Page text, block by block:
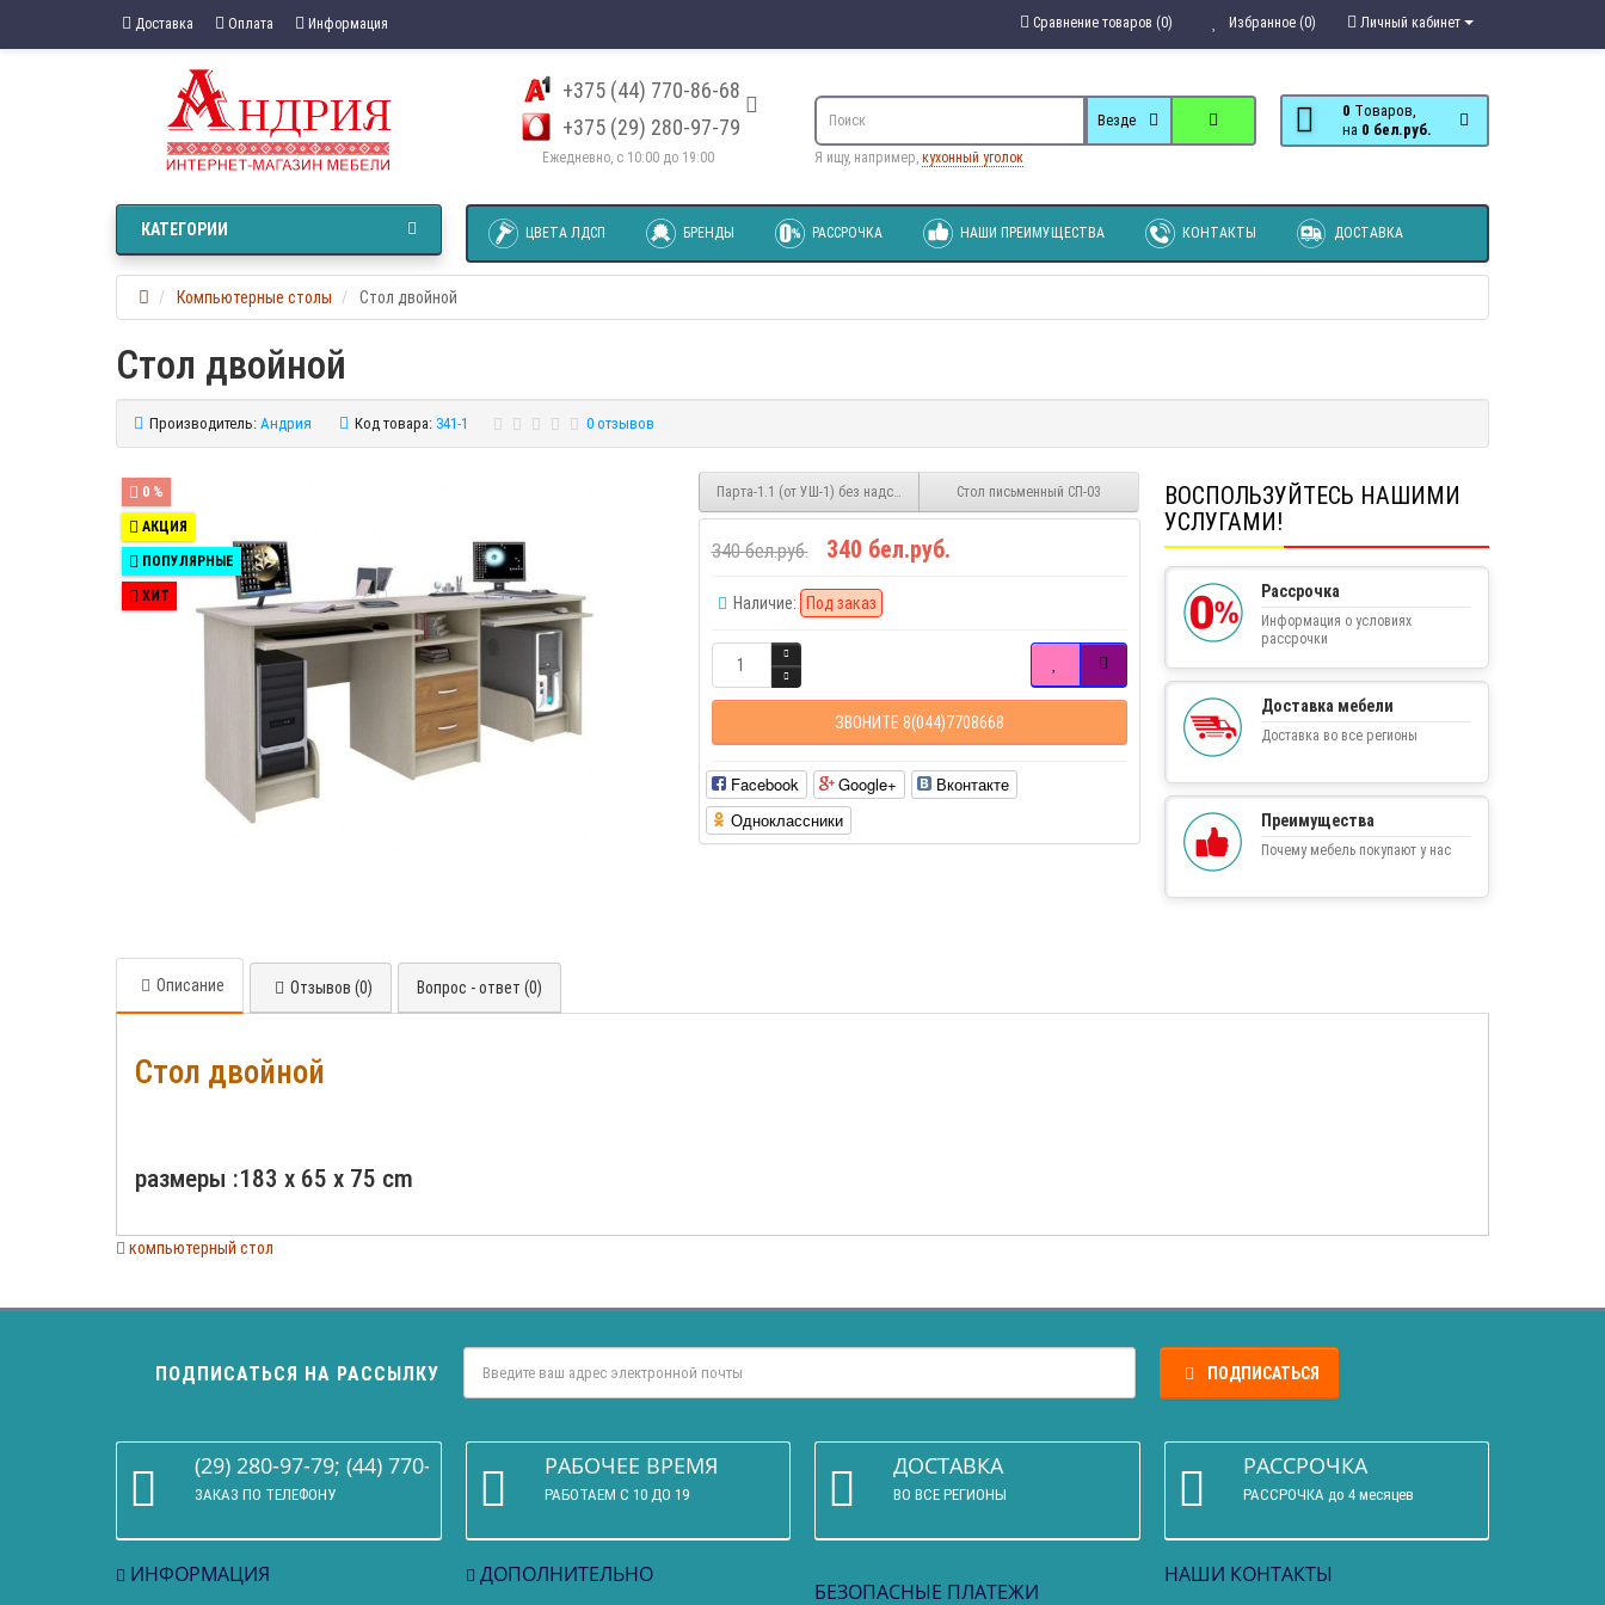
Доставка Оплата Информация Личный кабинет
Избранное (0)
Сравнение товаров (0)
+375 (44) 770-86-68
+375 (29) 280-97-79
Ежедневно, с 10:00 до 19:00
0 Tоваров,
на
0 бел.руб.
Везде
Я ищу, например, кухонный уголок
ЦВЕТА ЛДСП БРЕНДЫ РАССРОЧКА НАШИ ПРЕИМУЩЕСТВА КОНТАКТЫ ДОСТАВКА
КАТЕГОРИИ
Компьютерные столы Стол двойной
Стол двойной
Производитель: Андрия Код товара: 341-1 0 отзывов
0 %
АКЦИЯ
ПОПУЛЯРНЫЕ
ХИТ
Парта-1.1 (от УШ-1) без надстройки Стол письменный СП-03
340 бел.руб. 340 бел.руб.
Наличие: Под заказ
ЗВОНИТЕ 8(044)7708668
Facebook Google+
Вконтакте
Одноклассники
ВОСПОЛЬЗУЙТЕСЬ НАШИМИ
УСЛУГАМИ!
Рассрочка
Информация о условиях
рассрочки
Доставка мебели
Доставка во все регионы
Преимущества
Почему мебель покупают у нас
Описание Отзывов (0) Вопрос - ответ (0)
Стол двойной
размеры :183 x 65 x 75 cm
компьютерный стол
ПОДПИСАТЬСЯ НА РАССЫЛКУ ПОДПИСАТЬСЯ
(29) 280-97-79; (44) 770-86-68
ЗАКАЗ ПО ТЕЛЕФОНУ
РАБОЧЕЕ ВРЕМЯ
РАБОТАЕМ С 10 ДО 19
ДОСТАВКА
ВО ВСЕ РЕГИОНЫ
РАССРОЧКА
РАССРОЧКА до 4 месяцев
ИНФОРМАЦИЯ ДОПОЛНИТЕЛЬНО
БЕЗОПАСНЫЕ ПЛАТЕЖИ
НАШИ КОНТАКТЫ